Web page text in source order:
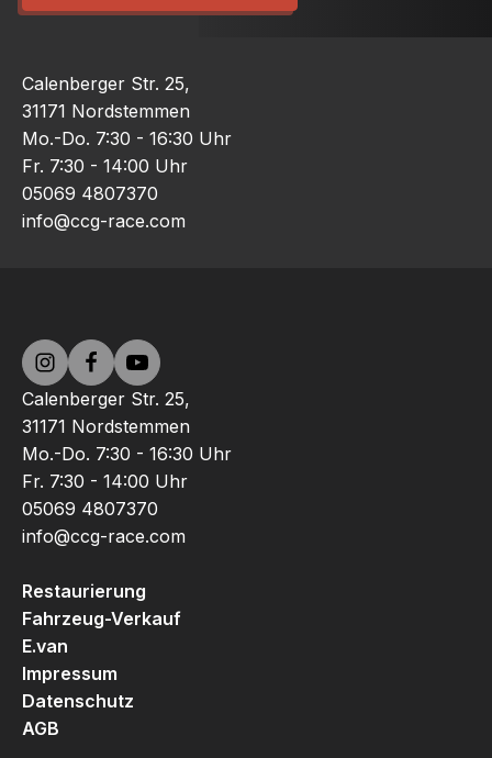
Calenberger Str. 25,
31171 Nordstemmen
Mo.-Do. 7:30 - 16:30 Uhr
Fr. 7:30 - 14:00 Uhr
05069 4807370
info@ccg-race.com
Calenberger Str. 25,
31171 Nordstemmen
Mo.-Do. 7:30 - 16:30 Uhr
Fr. 7:30 - 14:00 Uhr
05069 4807370
info@ccg-race.com
Restaurierung
Fahrzeug-Verkauf
E.van
Impressum
Datenschutz
AGB